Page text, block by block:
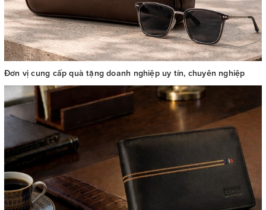
Đơn vị cung cấp quà tặng doanh nghiệp uy tín, chuyên nghiệp